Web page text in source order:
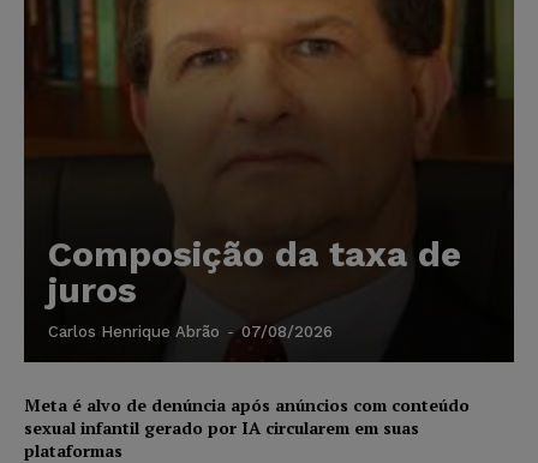
Composição da taxa de
juros
Carlos Henrique Abrão - 07/08/2026
Meta é alvo de denúncia após anúncios com conteúdo
sexual infantil gerado por IA circularem em suas
plataformas